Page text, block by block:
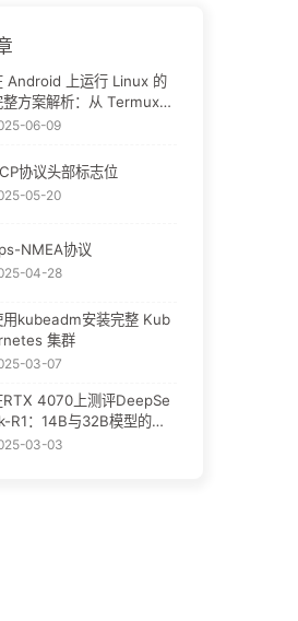
]] )
Android 上运行 Linux 的
整方案解析：从 Termux
整发行版
06-09
协议头部标志位
05-20
NMEA协议
04-28
用kubeadm安装完整 Kub
集群
03-07
RTX 4070上测评DeepSe
R1：14B与32B模型的性
对比03-03